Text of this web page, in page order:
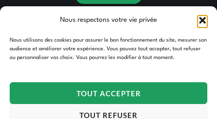
Nous respectons votre vie privée
Nous utilisons des cookies pour assurer le bon fonctionnement du site, mesurer son
audience et améliorer votre expérience. Vous pouvez tout accepter, tout refuser
ou personnaliser vos choix. Vous pourrez les modifier à tout moment.
TOUT ACCEPTER
TOUT REFUSER